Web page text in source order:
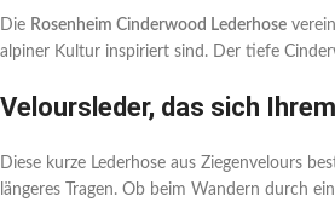
Die Rosenheim Cinderwood Lederhose
alpiner Kultur inspiriert sind. Der tiefe
Veloursleder, das sich
Diese kurze Lederhose aus Ziegenvelours
längeres Tragen. Ob beim Wandern durch